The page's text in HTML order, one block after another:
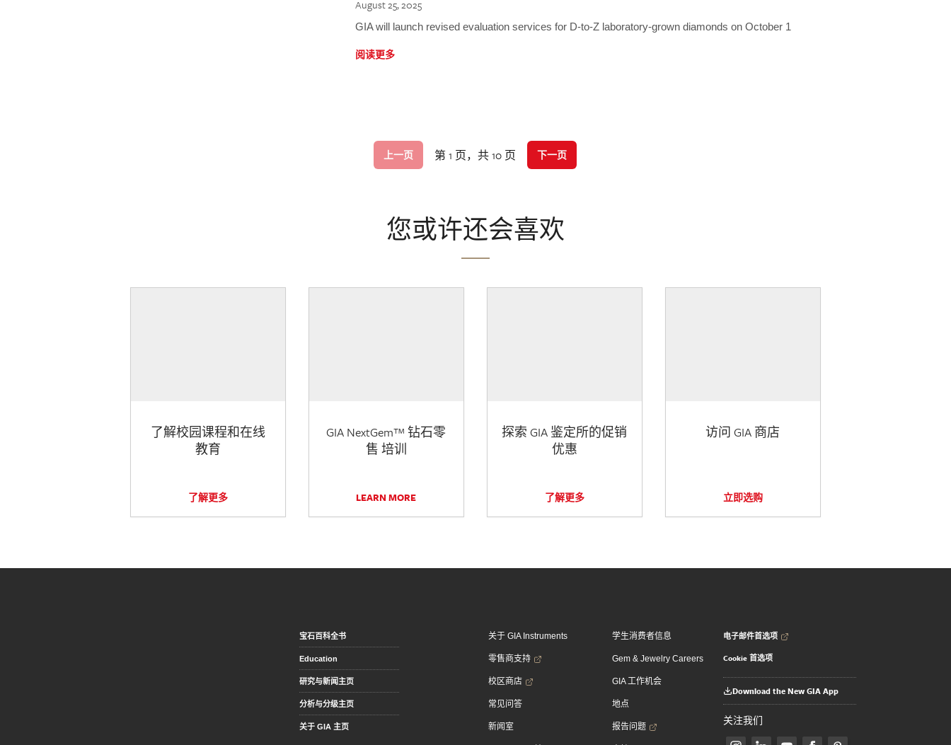
August 25, 2025
GIA will launch revised evaluation services for D-to-Z laboratory-grown diamonds on October 1
阅读更多
上一页 第 1 页，共 10 页 下一页
您或许还会喜欢
了解校园课程和在线
教育
了解更多
GIA NextGem™ 钻石零
售 培训
LEARN MORE
探索 GIA 鉴定所的促销
优惠
了解更多
访问 GIA 商店
立即选购
宝石百科全书
Education
研究与新闻主页
分析与分级主页
关于 GIA 主页
关于 GIA Instruments
零售商支持
校区商店
常见问答
新闻室
学生消费者信息
Gem & Jewelry Careers
GIA 工作机会
地点
报告问题
电子邮件首选项
Cookie 首选项
Download the New GIA App
关注我们